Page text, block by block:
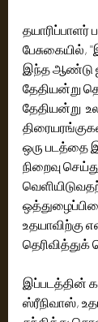
இந்த ஆண்டு
தேதியன்று
தேதியன்று
ஒரு படத்தை
நிறைவு
உதயாவிற்கு
இப்படத்தின்
ஸ்ரீநிவாஸ்,